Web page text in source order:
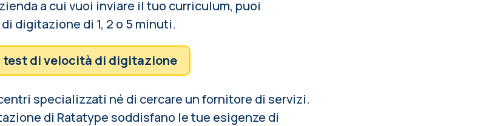
a cui vuoi inviare il tuo curriculum, puoi
digitazione di 1, 2 o 5 minuti.
test di velocità di digitazione
specializzati né di cercare un fornitore di servizi.
di Ratatype soddisfano le tue esigenze di